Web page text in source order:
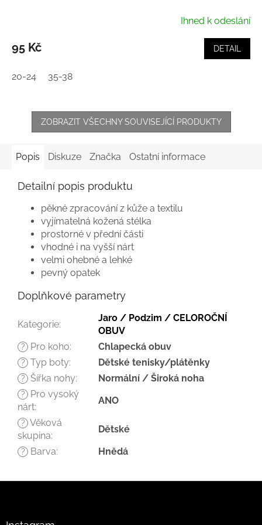
Ihned k odeslání
95 Kč DETAIL
20-24 35-38
ZOBRAZIT VŠECHNY SOUVISEJÍCÍ PRODUKTY
Popis Diskuze Značka Ostatní informace
Detailní popis produktu
pěkné zpracování z kůže a textilu
vyjímatelná kožená stélka
prostorné v přední části
vhodné i na vyšší nárt
velmi ohebné a lehké
pevný opatek
Doplňkové parametry
Kategorie:
Jaro / Podzim / CELOROČNÍ
OBUV
? Pro koho: Chlapecká obuv
? Typ boty: Dětské tenisky/plátěnky
? Šířka nohy: Normální / Široká noha
?
Pro vysoký
nárt:
ANO
? Věková
skupina:
Dětské
? Barva: Hnědá